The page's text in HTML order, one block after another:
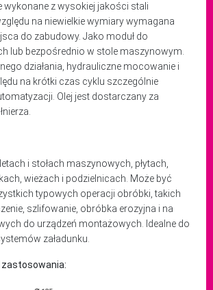
wykonane z wysokiej jakości stali
na niewielkie wymiary wymagana
do zabudowy. Jako moduł do
lub bezpośrednio w stole maszynowym.
działania, hydrauliczne mocowanie i
na krótki czas cyklu szczególnie
Olej jest dostarczany za
i stołach maszynowych, płytach,
wieżach i podzielnicach. Może być
typowych operacji obróbki, takich
szlifowanie, obróbka erozyjna i na
do urządzeń montażowych. Idealne do
załadunku.
zastosowania: